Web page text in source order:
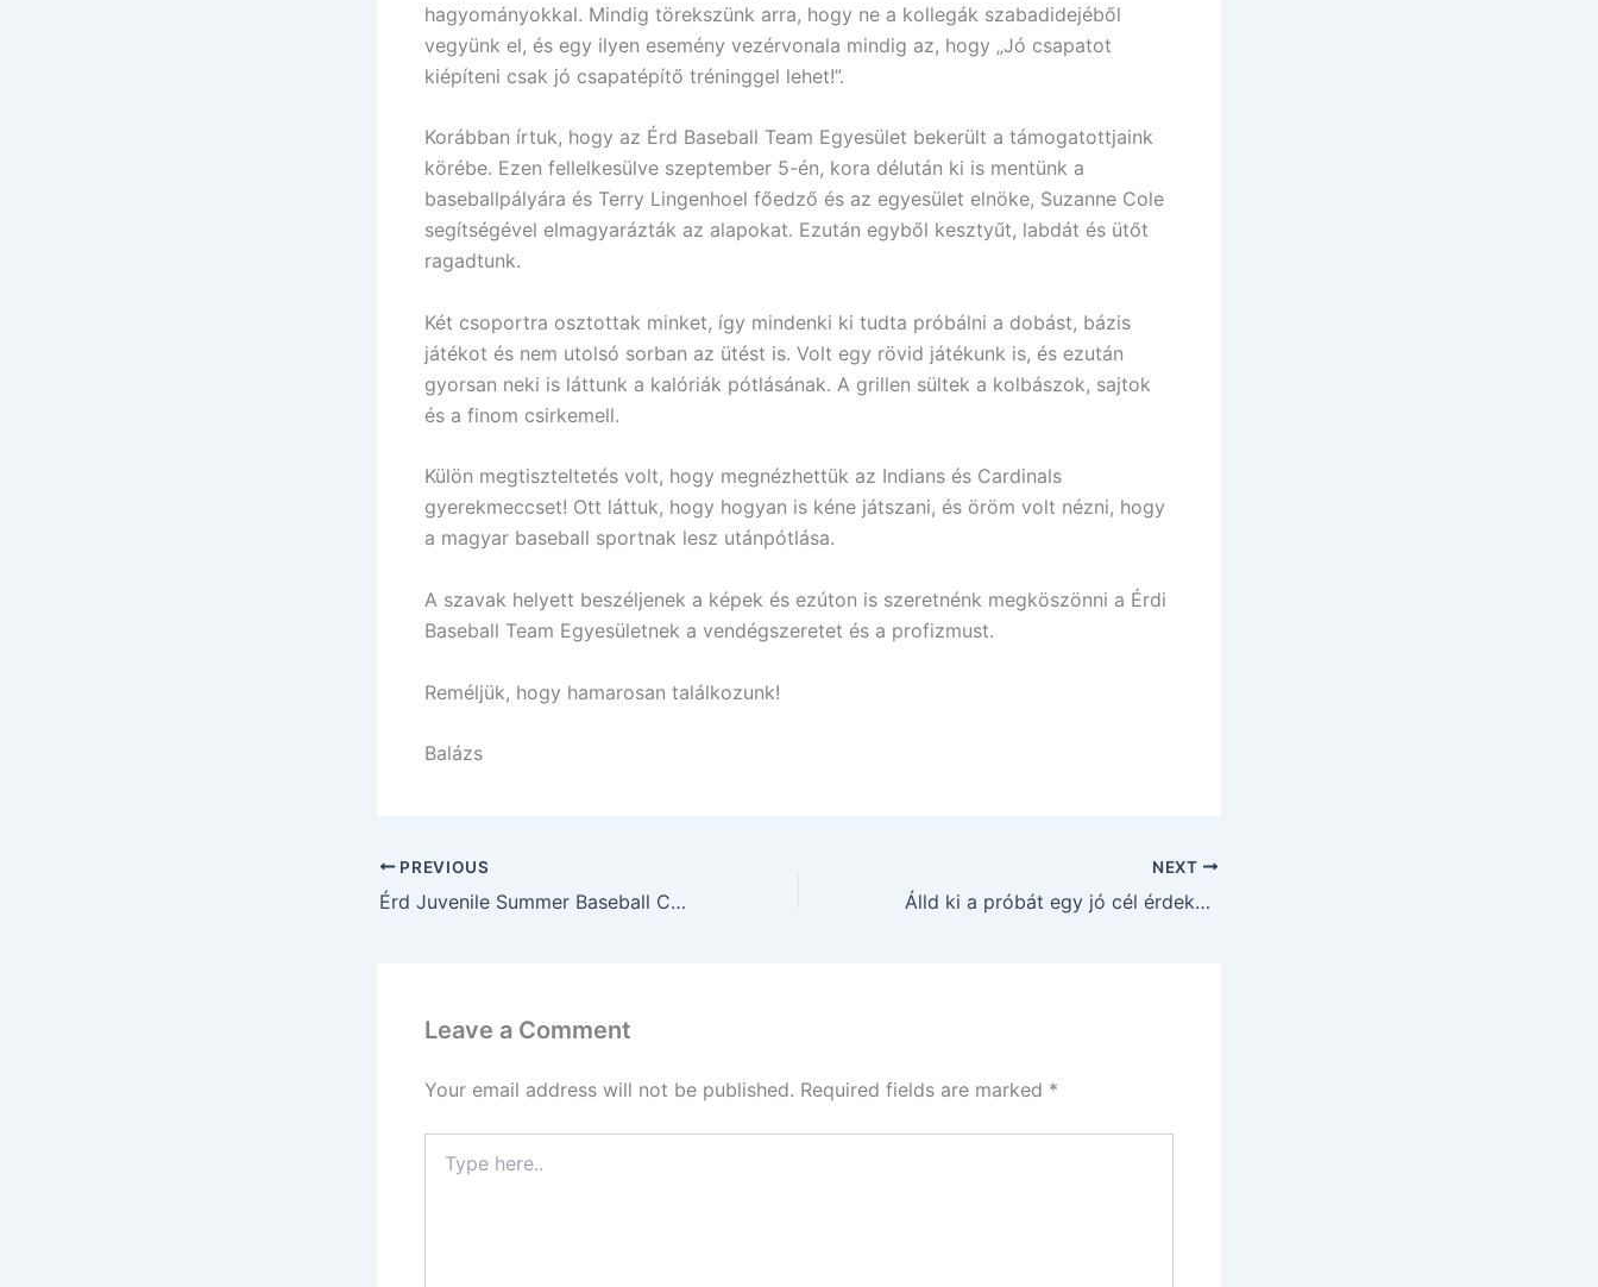
hagyományokkal. Mindig törekszünk arra, hogy ne a kollegák szabadidejéből
vegyünk el, és egy ilyen esemény vezérvonala mindig az, hogy „Jó csapatot
kiépíteni csak jó csapatépítő tréninggel lehet!”.
Korábban írtuk, hogy az Érd Baseball Team Egyesület bekerült a támogatottjaink
körébe. Ezen fellelkesülve szeptember 5-én, kora délután ki is mentünk a
baseballpályára és Terry Lingenhoel főedző és az egyesület elnöke, Suzanne Cole
segítségével elmagyarázták az alapokat. Ezután egyből kesztyűt, labdát és ütőt
ragadtunk.
Két csoportra osztottak minket, így mindenki ki tudta próbálni a dobást, bázis
játékot és nem utolsó sorban az ütést is. Volt egy rövid játékunk is, és ezután
gyorsan neki is láttunk a kalóriák pótlásának. A grillen sültek a kolbászok, sajtok
és a finom csirkemell.
Külön megtiszteltetés volt, hogy megnézhettük az Indians és Cardinals
gyerekmeccset! Ott láttuk, hogy hogyan is kéne játszani, és öröm volt nézni, hogy
a magyar baseball sportnak lesz utánpótlása.
A szavak helyett beszéljenek a képek és ezúton is szeretnénk megköszönni a Érdi
Baseball Team Egyesületnek a vendégszeretet és a profizmust.
Reméljük, hogy hamarosan találkozunk!
Balázs
PREVIOUS
Érd Juvenile Summer Baseball Camp
NEXT
Álld ki a próbát egy jó cél érdekében!
Leave a Comment
Your email address will not be published. Required fields are marked *
here..